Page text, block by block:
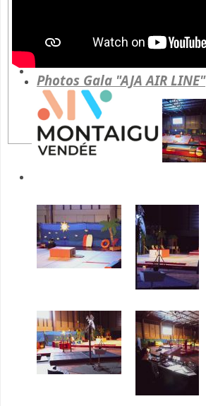
Photos Gala "AJA AIR LINE"